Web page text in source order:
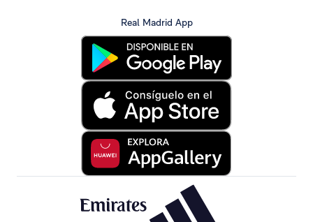
Real Madrid App